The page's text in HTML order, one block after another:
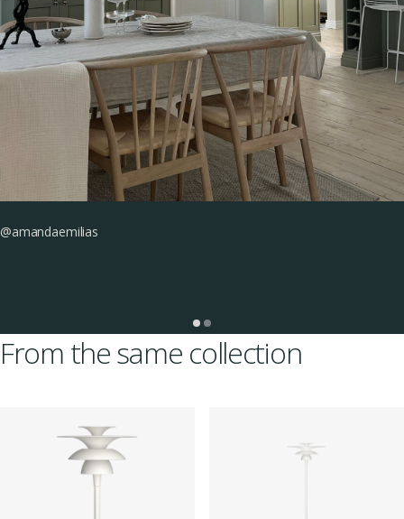
@amandaemilias
From the same collection